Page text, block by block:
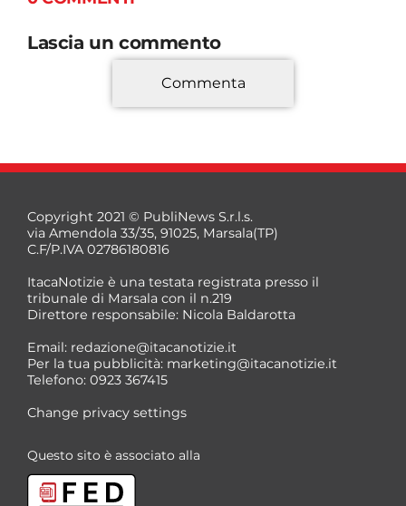
Lascia un commento
*
*
Commenta
Copyright 2021 © PubliNews S.r.l.s.
via Amendola 33/35, 91025, Marsala(TP)
C.F/P.IVA 02786180816
ItacaNotizie è una testata registrata presso il
tribunale di Marsala con il n.219
Direttore responsabile: Nicola Baldarotta
Email: redazione@itacanotizie.it
Per la tua pubblicità: marketing@itacanotizie.it
Telefono: 0923 367415
Change privacy settings
Questo sito è associato alla